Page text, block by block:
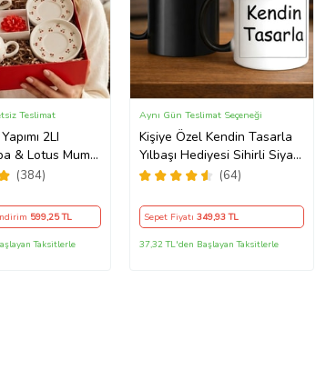
2LI
& Lotus Mum-
(384)
Teslimat
599,25 TL
Taksitlerle
Kişiye Özel Kendin Tasarla
Yılbaşı Hediyesi Sihirli Siyah
Kupa Bardak Sıcakla Renk
(64)
Aynı Gün Teslimat Seçeneği
Sepet Fiyatı349,93 TL
37,32 TL'den Başlayan Taksitlerle